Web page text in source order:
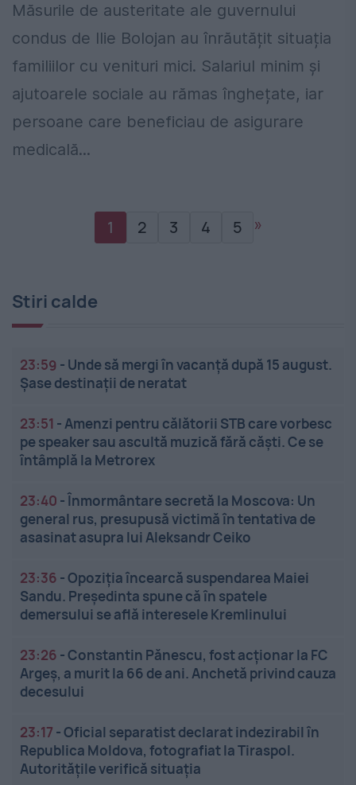
Măsurile de austeritate ale guvernului
condus de Ilie Bolojan au înrăutățit situația
familiilor cu venituri mici. Salariul minim și
ajutoarele sociale au rămas înghețate, iar
persoane care beneficiau de asigurare
medicală...
1 2 3 4 5 »
Stiri calde
23:59 - Unde să mergi în vacanță după 15 august.
Șase destinații de neratat
23:51 -Amenzi pentru călătorii STB care vorbesc
pe speaker sau ascultă muzică fără căști. Ce se
întâmplă la Metrorex
23:40 -Înmormântare secretă la Moscova: Un
general rus, presupusă victimă în tentativa de
asasinat asupra lui Aleksandr Ceiko
23:36 -Opoziția încearcă suspendarea Maiei
Sandu. Președinta spune că în spatele
demersului se află interesele Kremlinului
23:26 -Constantin Pănescu, fost acționar la FC
Argeș, a murit la 66 de ani. Anchetă privind cauza
decesului
23:17 -Oficial separatist declarat indezirabil în
Republica Moldova, fotografiat la Tiraspol.
Autoritățile verifică situația